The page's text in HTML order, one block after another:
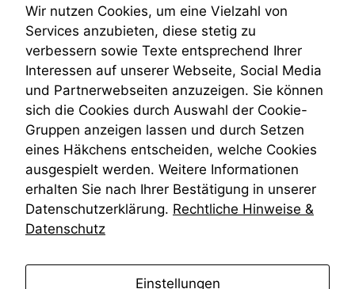
Teilungsklage
Venezuela
VRK
Wiederherstellungsanordnung
Zivilprozessordnung
ZPO
Zustellfiktion
Zuständigkeit
Öffentliches Personalrecht
Öffentlichkeitsprinzip
Wir nutzen Cookies, um eine Vielzahl von
Services anzubieten, diese stetig zu
verbessern sowie Texte entsprechend Ihrer
Interessen auf unserer Webseite, Social Media
und Partnerwebseiten anzuzeigen. Sie können
sich die Cookies durch Auswahl der Cookie-
Gruppen anzeigen lassen und durch Setzen
eines Häkchens entscheiden, welche Cookies
ausgespielt werden. Weitere Informationen
erhalten Sie nach Ihrer Bestätigung in unserer
Datenschutzerklärung. Rechtliche Hinweise &
Datenschutz
Einstellungen
Funktionalität
Einige
Funktionen auf
dieser Website
sind optional.
Wenn Sie
diese Option
deaktivieren,
kann die
Website nicht
zu 100%
funktionieren.